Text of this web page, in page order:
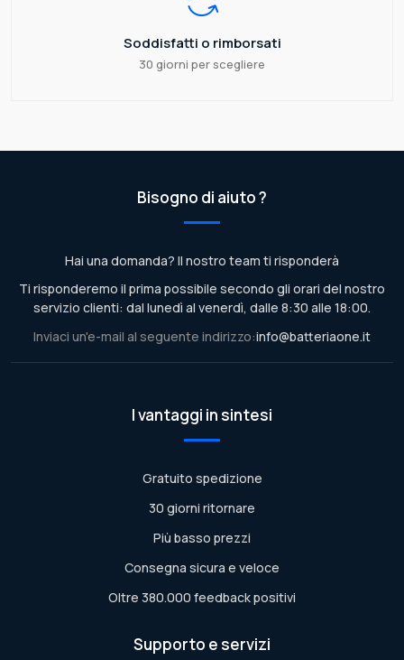
Soddisfatti o rimborsati
30 giorni per scegliere
Bisogno di aiuto ?
Hai una domanda? Il nostro team ti risponderà
Ti risponderemo il prima possibile secondo gli orari del nostro
servizio clienti: dal lunedì al venerdì, dalle 8:30 alle 18:00.
Inviaci un'e-mail al seguente indirizzo:info@batteriaone.it
I vantaggi in sintesi
Gratuito spedizione
30 giorni ritornare
Più basso prezzi
Consegna sicura e veloce
Oltre 380.000 feedback positivi
Supporto e servizi